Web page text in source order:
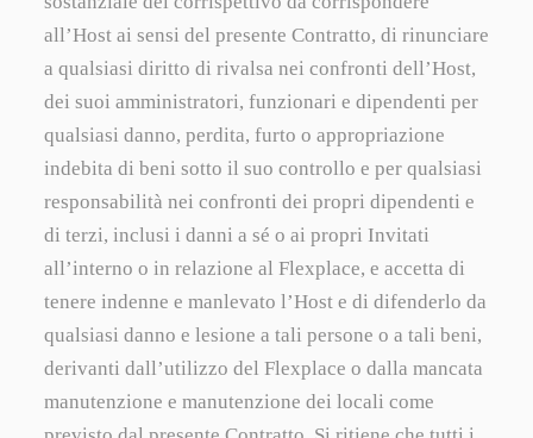
all’Host ai sensi del presente Contratto, di rinunciare
a qualsiasi diritto di rivalsa nei confronti dell’Host,
dei suoi amministratori, funzionari e dipendenti per
qualsiasi danno, perdita, furto o appropriazione
indebita di beni sotto il suo controllo e per qualsiasi
responsabilità nei confronti dei propri dipendenti e
di terzi, inclusi i danni a sé o ai propri Invitati
all’interno o in relazione al Flexplace, e accetta di
tenere indenne e manlevato l’Host e di difenderlo da
qualsiasi danno e lesione a tali persone o a tali beni,
derivanti dall’utilizzo del Flexplace o dalla mancata
manutenzione e manutenzione dei locali come